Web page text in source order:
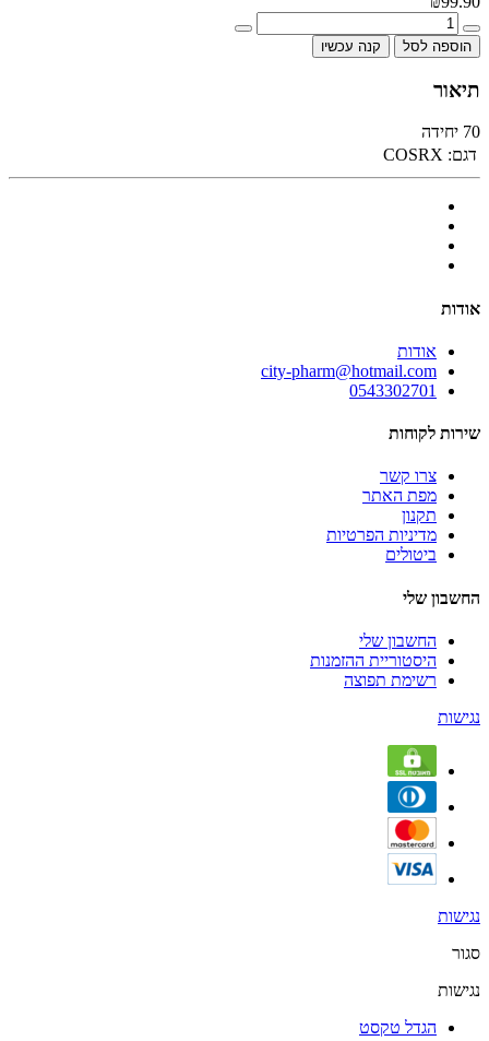
הוספה לסל קנה עכשיו
תיאור
70 יחידה
דגם: COSRX
אודות
אודות
city-pharm@hotmail.com
0543302701
שירות לקוחות
צרו קשר
מפת האתר
תקנון
מדיניות הפרטיות
ביטולים
החשבון שלי
החשבון שלי
היסטוריית ההזמנות
רשימת תפוצה
נגישות
נגישות
סגור
נגישות
הגדל טקסט